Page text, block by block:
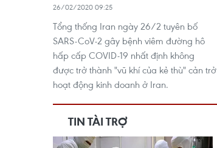
26/02/2020 09:25
Tổng thống Iran ngày 26/2 tuyên bố
SARS-CoV-2 gây bệnh viêm đường hô
hấp cấp COVID-19 nhất định không
được trở thành "vũ khí của kẻ thù" cản trở
hoạt động kinh doanh ở Iran.